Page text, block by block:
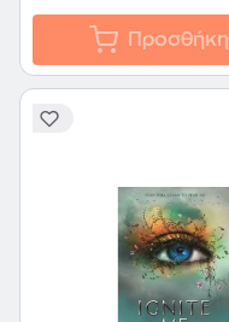
Προσθήκη